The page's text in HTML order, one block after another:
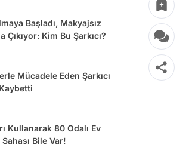
Başladı, Makyajsız
Çıkıyor: Kim Bu Şarkıcı?
Mücadele Eden Şarkıcı
Kullanarak 80 Odalı Ev
Bile Var!